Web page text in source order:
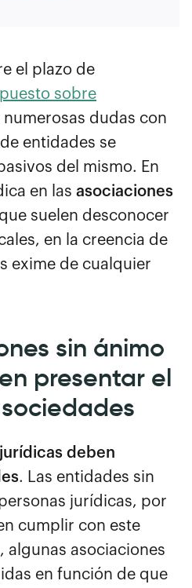
el plazo de
sobre
numerosas dudas con
entidades se
del mismo. En
en las asociaciones
suelen desconocer
en la creencia de
exime de cualquier
sin ánimo
presentar el
deben
. Las entidades sin
jurídicas, por
cumplir con este
algunas asociaciones
en función de que